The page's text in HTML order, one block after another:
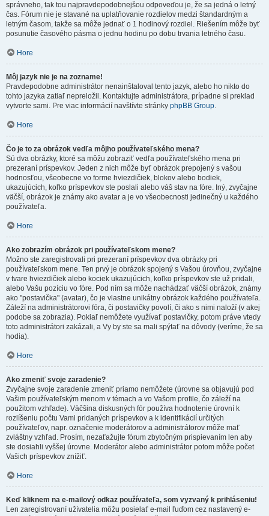
správneho, tak tou najpravdepodobnejšou odpoveďou je, že sa jedná o letný
čas. Fórum nie je stavané na uplatňovanie rozdielov medzi štandardným a
letným časom, takže sa môže jednať o 1 hodinový rozdiel. Riešením môže byť
posunutie časového pásma o jednu hodinu po dobu trvania letného času.
Hore
Môj jazyk nie je na zozname!
Pravdepodobne administrátor nenainštaloval tento jazyk, alebo ho nikto do
tohto jazyka zatiaľ nepreložil. Kontaktujte administrátora, prípadne si preklad
vytvorte sami. Pre viac informácií navštívte stránky phpBB Group.
Hore
Čo je to za obrázok vedľa môjho používateľského mena?
Sú dva obrázky, ktoré sa môžu zobraziť vedľa používateľského mena pri
prezeraní príspevkov. Jeden z nich môže byť obrázok prepojený s vašou
hodnosťou, všeobecne vo forme hviezdičiek, blokov alebo bodiek,
ukazujúcich, koľko príspevkov ste poslali alebo váš stav na fóre. Iný, zvyčajne
väčší, obrázok je známy ako avatar a je vo všeobecnosti jedinečný u každého
používateľa.
Hore
Ako zobrazím obrázok pri používateľskom mene?
Možno ste zaregistrovali pri prezeraní príspevkov dva obrázky pri
používateľskom mene. Ten prvý je obrázok spojený s Vašou úrovňou, zvyčajne
v tvare hviezdičiek alebo kociek ukazujúcich, koľko príspevkov ste už pridali,
alebo Vašu pozíciu vo fóre. Pod ním sa môže nachádzať väčší obrázok, známy
ako "postavička" (avatar), čo je vlastne unikátny obrázok každého používateľa.
Záleží na administrátorovi fóra, či postavičky povolí, či ako s nimi naloží (v akej
podobe sa zobrazia). Pokiaľ nemôžete využívať postavičky, potom práve vtedy
toto administrátori zakázali, a Vy by ste sa mali spýtať na dôvody (veríme, že sa
hodia).
Hore
Ako zmeniť svoje zaradenie?
Zvyčajne svoje zaradenie zmeniť priamo nemôžete (úrovne sa objavujú pod
Vašim používateľským menom v témach a vo Vašom profile, čo záleží na
použitom vzhľade). Väčšina diskusných fór používa hodnotenie úrovní k
rozlíšeniu počtu Vami pridaných príspevkov a k identifikácií určitých
používateľov, napr. označenie moderátorov a administrátorov môže mať
zvláštny vzhľad. Prosím, nezaťažujte fórum zbytočným prispievaním len aby
ste dosiahli vyššej úrovne. Moderátor alebo administrátor potom môže počet
Vašich príspevkov znížiť.
Hore
Keď kliknem na e-mailový odkaz používateľa, som vyzvaný k prihláseniu!
Len zaregistrovaní užívatelia môžu posielať e-mail ľuďom cez nastavený e-